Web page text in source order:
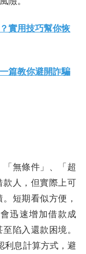
實用技巧幫你恢
篇教你避開詐騙
無條件」、「超
人，但實際上可
短期看似方便，
迅速增加借款成
陷入還款困境。
利息計算方式，避